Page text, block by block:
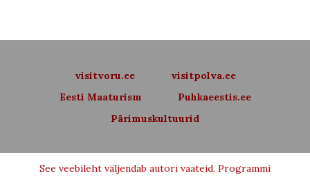
visitvoru.ee
visitpolva.ee
Eesti Maaturism
Puhkaeestis.ee
Pärimuskultuurid
See veebileht väljendab autori vaateid. Programmi